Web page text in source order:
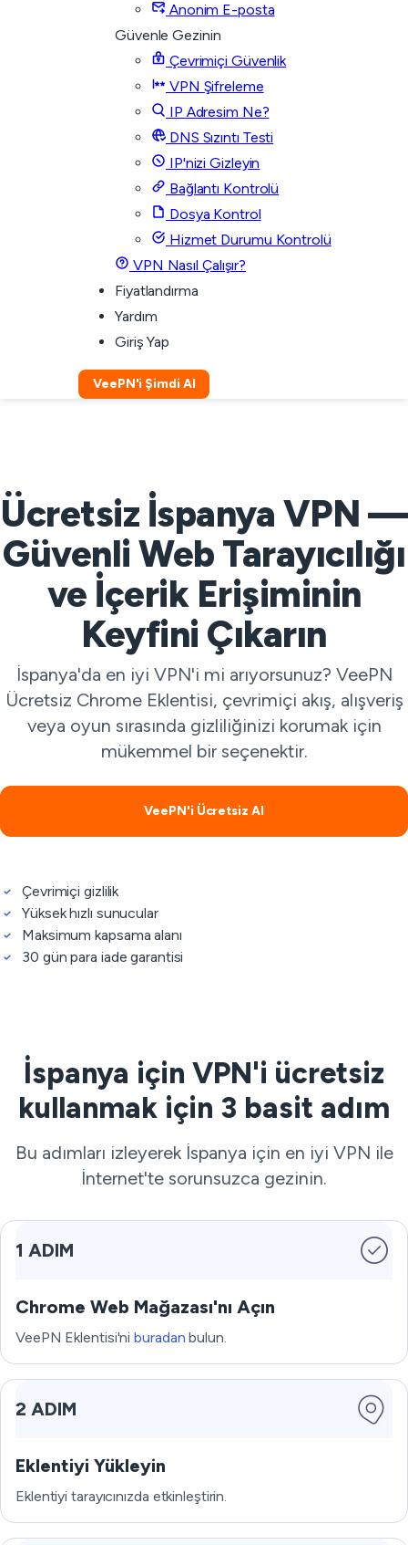
Anonim E-posta
Güvenle Gezinin
Çevrimiçi Güvenlik
VPN Şifreleme
IP Adresim Ne?
DNS Sızıntı Testi
IP'nizi Gizleyin
Bağlantı Kontrolü
Dosya Kontrol
Hizmet Durumu Kontrolü
VPN Nasıl Çalışır?
Fiyatlandırma
Yardım
Giriş Yap
VeePN'i Şimdi Al
Ücretsiz İspanya VPN —
Güvenli Web Tarayıcılığı
ve İçerik Erişiminin
Keyfini Çıkarın
İspanya'da en iyi VPN'i mi arıyorsunuz? VeePN
Ücretsiz Chrome Eklentisi, çevrimiçi akış, alışveriş
veya oyun sırasında gizliliğinizi korumak için
mükemmel bir seçenektir.
VeePN'i Ücretsiz Al
Çevrimiçi gizlilik
Yüksek hızlı sunucular
Maksimum kapsama alanı
30 gün para iade garantisi
İspanya için VPN'i ücretsiz
kullanmak için 3 basit adım
Bu adımları izleyerek İspanya için en iyi VPN ile
İnternet'te sorunsuzca gezinin.
1 ADIM
Chrome Web Mağazası'nı Açın
VeePN Eklentisi'niburadan bulun.
2 ADIM
Eklentiyi Yükleyin
Eklentiyi tarayıcınızda etkinleştirin.